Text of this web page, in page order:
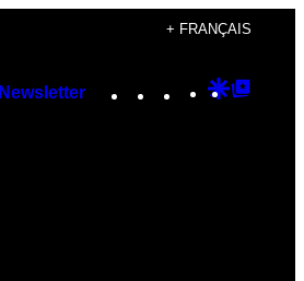
+ FRANÇAIS
Newsletter Instagram
TikTok
YouTube
Google